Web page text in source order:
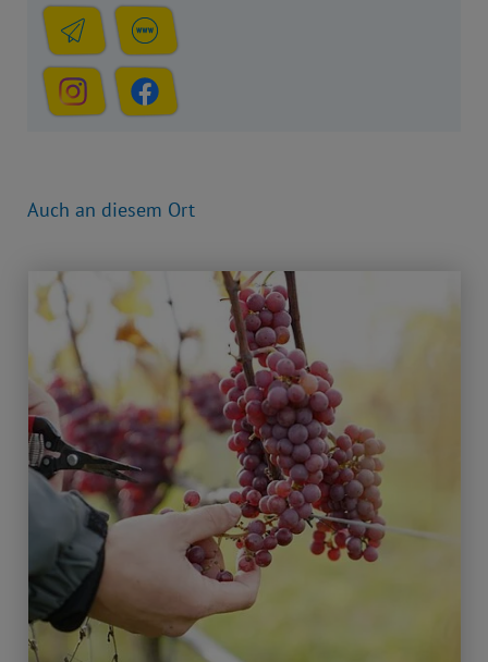
Auch an diesem Ort